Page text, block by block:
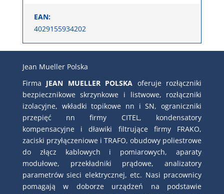
EAN:
4029155934202
Jean Mueller Polska
Firma JEAN MUELLER POLSKA oferuje rozłączniki
bezpiecznikowe skrzynkowe i listwowe, rozłączniki
izolacyjne, wkładki topikowe nn i SN, ograniczniki
przepięć nn firmy CITEL, kondensatory
kompensacyjne i dławiki filtrujące firmy FRAKO,
zaciski przyłączeniowe i TRAFO, obudowy poliestrowe
do złącz kablowych i pomiarowych, aparaty
modułowe, przekładniki prądowe, analizatory
parametrów sieci elektrycznej, etc. Nasi pracownicy
pomagają w doborze urządzeń na podstawie